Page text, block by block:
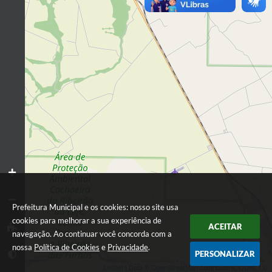
Prefeitura Municipal e os cookies: nosso site usa
cookies para melhorar a sua experiência de
navegação. Ao continuar você concorda com a
nossa Política de Cookies e Privacidade.
ACEITAR
PERSONALIZAR
OpenStreetMapcontributors,ODbL 1.0.